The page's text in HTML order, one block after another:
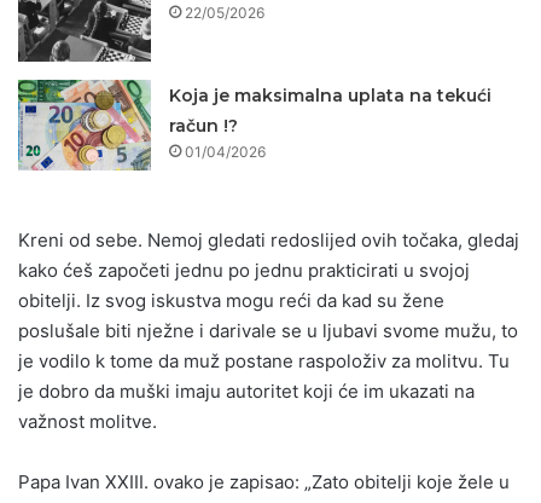
22/05/2026
Koja je maksimalna uplata na tekući
račun !?
01/04/2026
Kreni od sebe. Nemoj gledati redoslijed ovih točaka, gledaj
kako ćeš započeti jednu po jednu prakticirati u svojoj
obitelji. Iz svog iskustva mogu reći da kad su žene
poslušale biti nježne i darivale se u ljubavi svome mužu, to
je vodilo k tome da muž postane raspoloživ za molitvu. Tu
je dobro da muški imaju autoritet koji će im ukazati na
važnost molitve.
Papa Ivan XXIII. ovako je zapisao: „Zato obitelji koje žele u